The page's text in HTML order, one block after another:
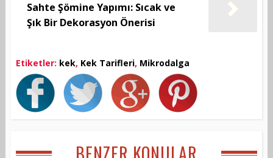
Sahte Şömine Yapımı: Sıcak ve
Şık Bir Dekorasyon Önerisi
Etiketler: kek, Kek Tarifleri, Mikrodalga